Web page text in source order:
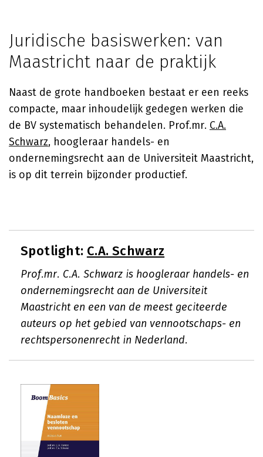
Juridische basiswerken: van
Maastricht naar de praktijk
Naast de grote handboeken bestaat er een reeks
compacte, maar inhoudelijk gedegen werken die
de BV systematisch behandelen. Prof.mr. C.A.
Schwarz, hoogleraar handels- en
ondernemingsrecht aan de Universiteit Maastricht,
is op dit terrein bijzonder productief.
Spotlight: C.A. Schwarz
Prof.mr. C.A. Schwarz is hoogleraar handels- en
ondernemingsrecht aan de Universiteit
Maastricht en een van de meest geciteerde
auteurs op het gebied van vennootschaps- en
rechtspersonenrecht in Nederland.